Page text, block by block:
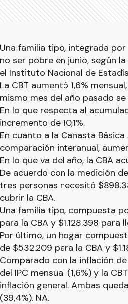
Una familia tipo, integrada
no ser pobre en junio, según
el Instituto Nacional de
La CBT aumentó 1,6%
mismo mes del año pasado
En lo que respecta al
incremento de 10,1%.
En cuanto a la Canasta Básica
comparación interanual,
En lo que va del año, la CBA
De acuerdo con la medición
tres personas necesitó
cubrir la CBA.
Una familia tipo, compuesta
para la CBA y $1.128.398 para
Por último, un hogar
de $532.209 para la CBA y
Comparado con la inflación
del IPC mensual (1,6%) y la
inflación general. Ambas
(39,4%). NA.